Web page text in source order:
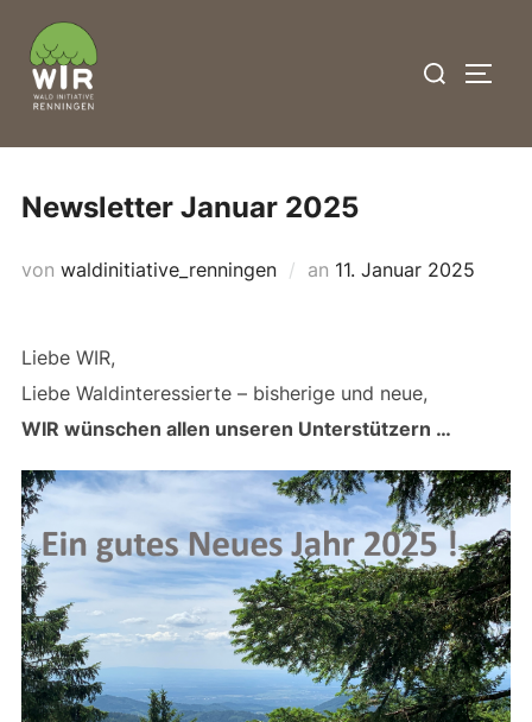
Inhalt
springen
Suchen
Newsletter Januar 2025
von waldinitiative_renningen an Veröffentlicht
11. Januar 2025
Liebe WIR,
Liebe Waldinteressierte – bisherige und neue,
WIR wünschen allen unseren Unterstützern …